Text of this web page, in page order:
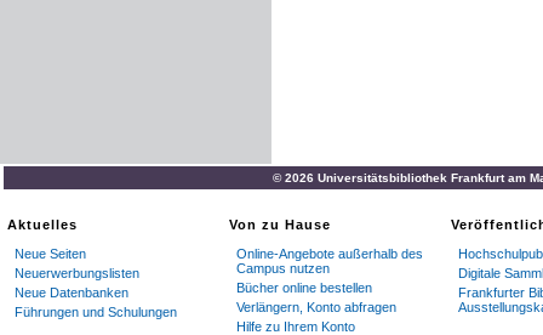
© 2026 Universitätsbibliothek Frankfurt am
Aktuelles
Neue Seiten
Neuerwerbungslisten
Neue Datenbanken
Führungen und Schulungen
Von zu Hause
Online-Angebote außerhalb des
Campus nutzen
Bücher online bestellen
Verlängern, Konto abfragen
Hilfe zu Ihrem Konto
Digitale
Frankfurter